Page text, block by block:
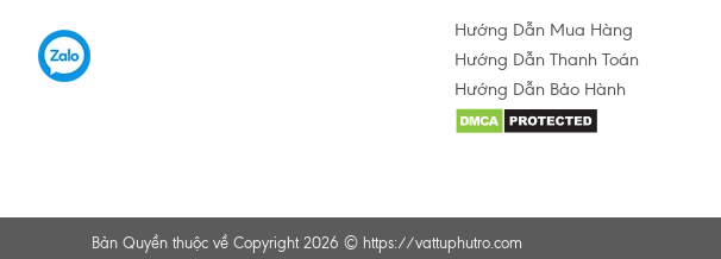
Hướng Dẫn Mua Hàng
Hướng Dẫn Thanh Toán
Hướng Dẫn Bảo Hành
Bản Quyền thuộc về Copyright 2026 © https://vattuphutro.com